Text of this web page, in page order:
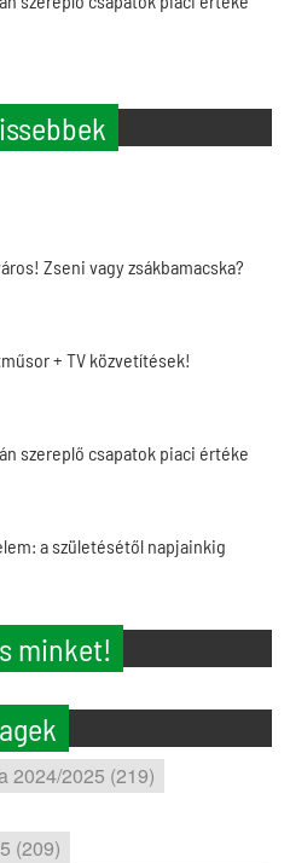
Zseni vagy zsákbamacska?
+ TV közvetítések!
szereplő csapatok piaci értéke
a születésétől napjainkig
minket!
2024/2025 (219)
(209)